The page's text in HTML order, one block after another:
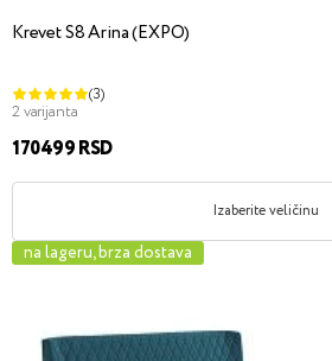
Krevet S8 Arina (EXPO)
(3)
2 varijanta
170499 RSD
Izaberite veličinu
na lageru, brza dostava